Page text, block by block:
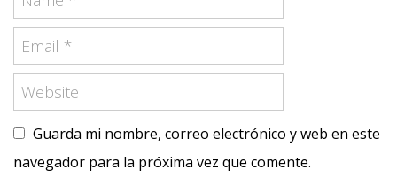
Guarda mi nombre, correo electrónico y web en este
navegador para la próxima vez que comente.